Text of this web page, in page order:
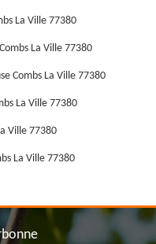
La Ville 77380
La Ville 77380
Combs La Ville 77380
La Ville 77380
Ville 77380
La Ville 77380